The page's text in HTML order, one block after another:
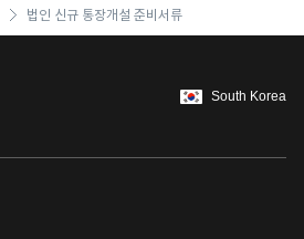
법인 신규 통장개설 준비서류
South Korea